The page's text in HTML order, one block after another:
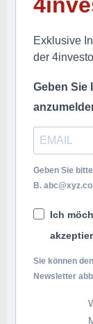
Exklusive
der
Geben Sie
Geben Sie
B.
Ich
Sie können
Newsletter